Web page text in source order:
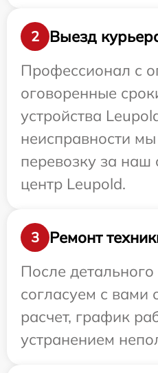
2
Выезд
Профессионал с
оговоренные
устройства
неисправности
перевозку за наш
центр Leupold.
3
Ремонт
После
согласуем с вами
расчет, график
устранением